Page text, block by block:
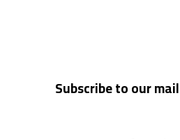
Subscribe to our